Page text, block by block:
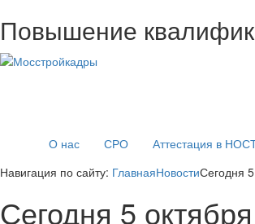
Повышение
О нас
СРО Аттестация в
Навигация по сайту: ГлавнаяНовостиСегодня
Сегодня 5